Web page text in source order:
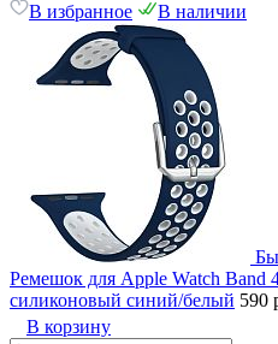
В избранное
В наличии
Ремешок для Apple Watch Band
силиконовый синий/белый 590
В корзину